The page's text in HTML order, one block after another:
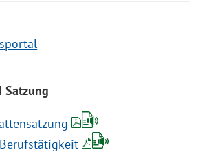
sportal
Satzung